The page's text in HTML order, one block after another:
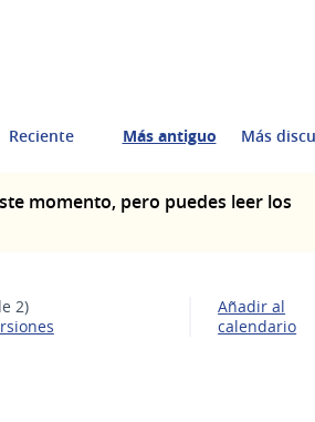
Reciente Más antiguo Más
momento, pero puedes leer los
2)
Añadir al
calendario